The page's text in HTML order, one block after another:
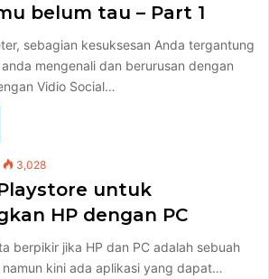
belum tau – Part 1
sebagian kesuksesan Anda tergantung
mengenali dan berurusan dengan
Vidio Social…
3,028
untuk
HP dengan PC
berpikir jika HP dan PC adalah sebuah
kini ada aplikasi yang dapat…